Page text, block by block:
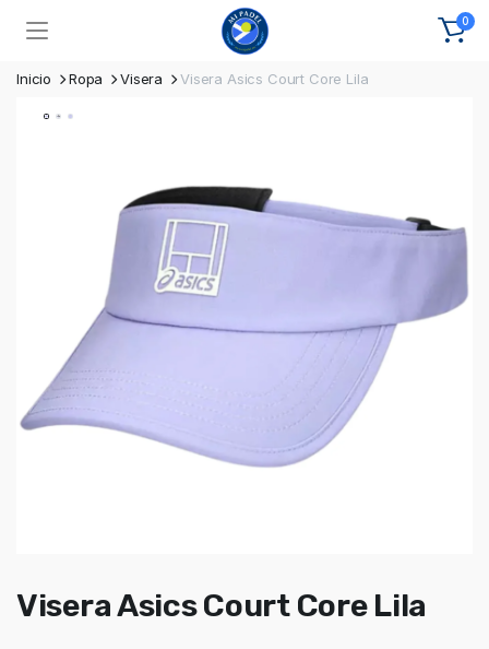
0
Inicio Ropa Visera Visera Asics Court Core Lila
Visera Asics Court Core Lila